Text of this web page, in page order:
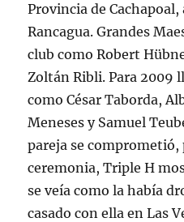
Provincia de
Rancagua. Grandes
club como Robert
Zoltán Ribli. Para 2009
como César Taborda,
Meneses y Samuel
pareja se
ceremonia, Triple H
se veía como la había
casado con ella en Las